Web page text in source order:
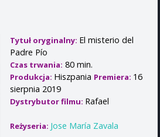
Tytuł oryginalny: El misterio del
Padre Pío
Czas trwania: 80 min.
Produkcja: Hiszpania Premiera: 16
sierpnia 2019
Dystrybutor filmu: Rafael
Reżyseria: Jose María Zavala